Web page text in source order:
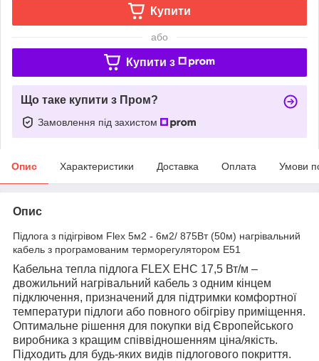
Купити
або
Купити з
Що таке купити з Пром?
Замовлення під захистом
Опис Характеристики Доставка Оплата Умови
Опис
Підлога з підігрівом Flex 5м2 - 6м2/ 875Вт (50м) нагрівальний
кабель з програмованим терморегулятором E51
Кабельна тепла підлога FLEX EHC 17,5 Вт/м –
двожильний нагрівальний кабель з одним кінцем
підключення, призначений для підтримки комфортної
температури підлоги або повного обігріву приміщення.
Оптимальне рішення для покупки від Європейського
виробника з кращим співвідношенням ціна/якість.
Підходить для будь-яких видів підлогового покриття.